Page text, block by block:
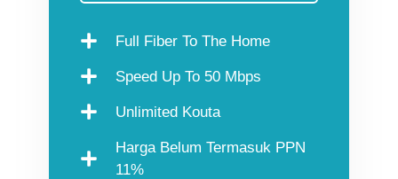
Full Fiber To The Home
Speed Up To 50 Mbps
Unlimited Kouta
Harga Belum Termasuk PPN
11%